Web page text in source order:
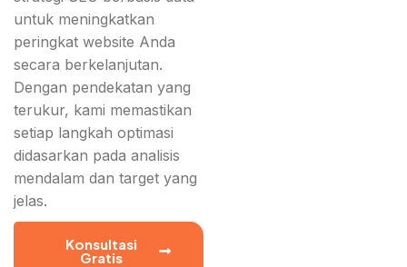
untuk meningkatkan
peringkat website Anda
secara berkelanjutan.
Dengan pendekatan yang
terukur, kami memastikan
setiap langkah optimasi
didasarkan pada analisis
mendalam dan target yang
jelas.
Konsultasi
Gratis